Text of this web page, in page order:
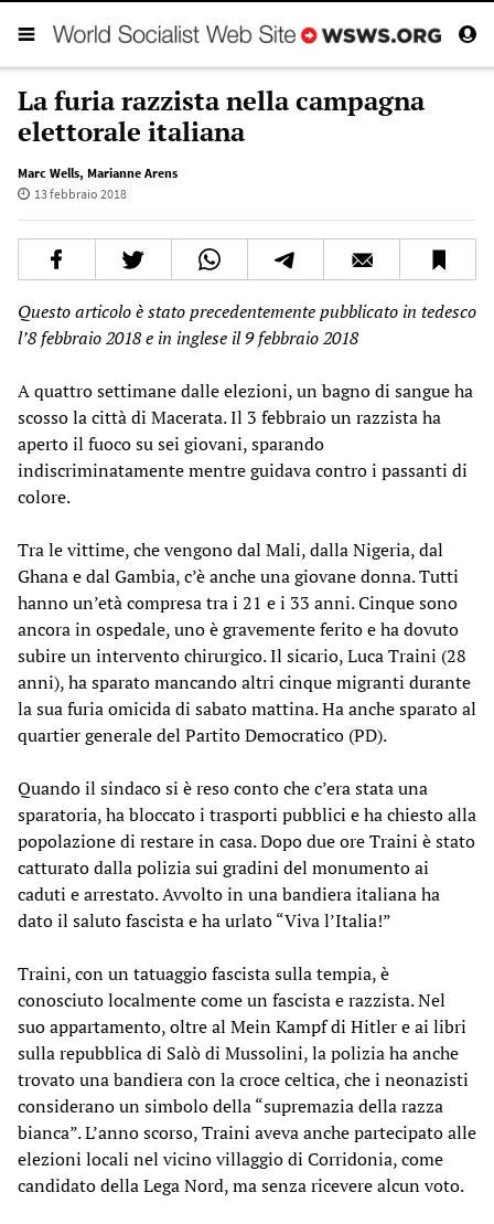
La furia razzista nella campagna
elettorale italiana
Marc Wells, Marianne Arens
13 febbraio 2018
Questo articolo è stato precedentemente pubblicato in tedesco
l’8 febbraio 2018 e in inglese il 9 febbraio 2018
A quattro settimane dalle elezioni, un bagno di sangue ha
scosso la città di Macerata. Il 3 febbraio un razzista ha
aperto il fuoco su sei giovani, sparando
indiscriminatamente mentre guidava contro i passanti di
colore.
Tra le vittime, che vengono dal Mali, dalla Nigeria, dal
Ghana e dal Gambia, c’è anche una giovane donna. Tutti
hanno un’età compresa tra i 21 e i 33 anni. Cinque sono
ancora in ospedale, uno è gravemente ferito e ha dovuto
subire un intervento chirurgico. Il sicario, Luca Traini (28
anni), ha sparato mancando altri cinque migranti durante
la sua furia omicida di sabato mattina. Ha anche sparato al
quartier generale del Partito Democratico (PD).
Quando il sindaco si è reso conto che c’era stata una
sparatoria, ha bloccato i trasporti pubblici e ha chiesto alla
popolazione di restare in casa. Dopo due ore Traini è stato
catturato dalla polizia sui gradini del monumento ai
caduti e arrestato. Avvolto in una bandiera italiana ha
dato il saluto fascista e ha urlato “Viva l’Italia!”
Traini, con un tatuaggio fascista sulla tempia, è
conosciuto localmente come un fascista e razzista. Nel
suo appartamento, oltre al Mein Kampf di Hitler e ai libri
sulla repubblica di Salò di Mussolini, la polizia ha anche
trovato una bandiera con la croce celtica, che i neonazisti
considerano un simbolo della “supremazia della razza
bianca”. L’anno scorso, Traini aveva anche partecipato alle
elezioni locali nel vicino villaggio di Corridonia, come
candidato della Lega Nord, ma senza ricevere alcun voto.